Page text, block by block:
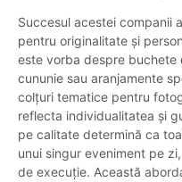
Succesul acestei companii
pentru originalitate și
este vorba despre buchete
cununie sau aranjamente
colțuri tematice pentru
reflecta individualitatea și
pe calitate determină ca
unui singur eveniment pe
de execuție. Această